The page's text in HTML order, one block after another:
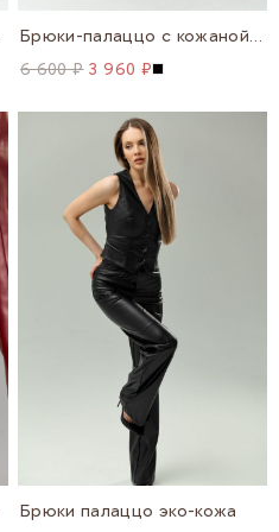
Брюки-палаццо с кожаной вставкой
6 600 ₽ 3 960 ₽
Брюки палаццо эко-кожа